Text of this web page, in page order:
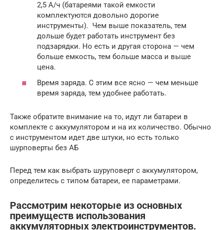
2,5 А/ч (батареями такой емкости
комплектуются довольно дорогие
инструменты). Чем выше показатель, тем
дольше будет работать инструмент без
подзарядки. Но есть и другая сторона — чем
больше емкость, тем больше масса и выше
цена.
Время заряда. С этим все ясно — чем меньше
время заряда, тем удобнее работать.
Также обратите внимание на то, идут ли батареи в
комплекте с аккумулятором и на их количество. Обычно
с инструментом идет две штуки, но есть только
шурповерты без АБ
Перед тем как выбрать шуруповерт с аккумулятором,
определитесь с типом батареи, ее параметрами.
Рассмотрим некоторые из основных
преимуществ использования
аккумуляторных электроинструментов.